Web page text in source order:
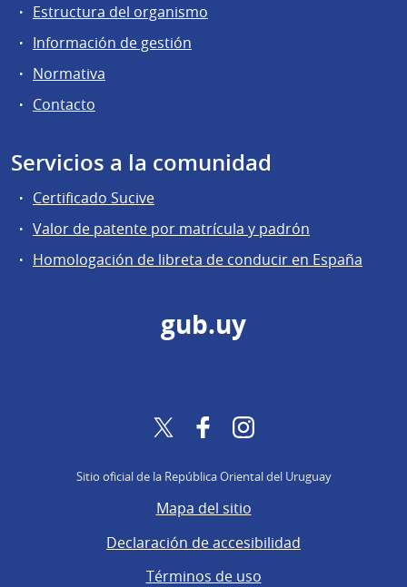
Estructura del organismo
Información de gestión
Normativa
Contacto
Servicios a la comunidad
Certificado Sucive
Valor de patente por matrícula y padrón
Homologación de libreta de conducir en España
gub.uy
Twitter FacebookInstagram
Sitio oficial de la República Oriental del Uruguay
Mapa del sitio
Declaración de accesibilidad
Términos de uso